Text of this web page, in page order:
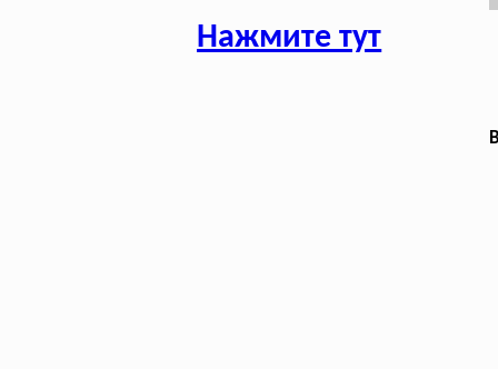
Нажмите тут